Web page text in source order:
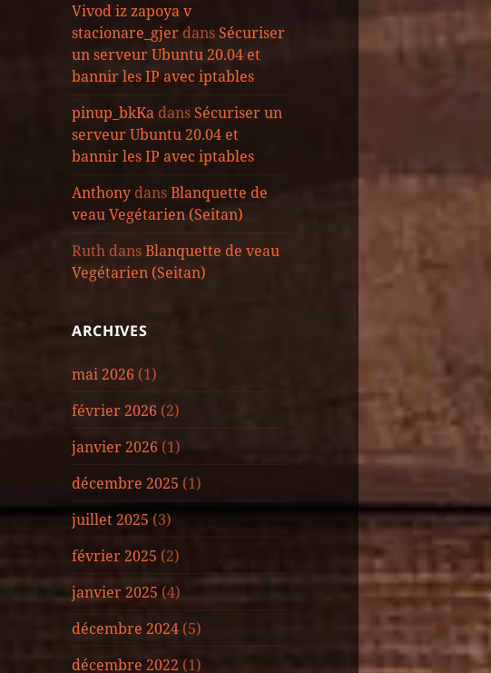
Vivod iz zapoya v
stacionare_gjer dansSécuriser
un serveur Ubuntu 20.04 et
bannir les IP avec iptables
pinup_bkKa dans Sécuriser un
serveur Ubuntu 20.04 et
bannir les IP avec iptables
Anthony dansBlanquette de
veau Vegétarien (Seitan)
Ruth dansBlanquette de veau
Vegétarien (Seitan)
ARCHIVES
mai 2026 (1)
février 2026 (2)
janvier 2026 (1)
décembre 2025 (1)
juillet 2025 (3)
février 2025 (2)
janvier 2025 (4)
décembre 2024 (5)
décembre 2022 (1)